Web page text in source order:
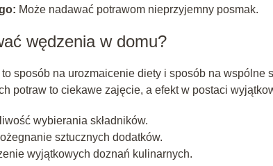
Może nadawać potrawom nieprzyjemny posmak.
wędzenia w domu?
sposób na urozmaicenie diety i sposób na wspólne
potraw to ciekawe zajęcie, a efekt w postaci
wybierania składników.
sztucznych dodatków.
wyjątkowych doznań kulinarnych.